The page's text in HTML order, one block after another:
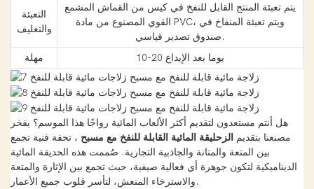
التعبئة
والتغليف
يتم تعبئة المنتج القابل للنفخ في كيس من القماش المشمع
القوي المصنوع من مادة PVC، ويتم تعبئة المنفاخ في
صندوق تصدير قياسي.
مهلة
10-20 يوما بعد الإيداع
هل أنتم مستعدون لتقديم أكثر الألعاب المائية رواجًا هذا الموسم؟ يفخر
مصنعنا بتقديم الزحليقة المائية القابلة للنفخ مع مسبح ، تحفة فنية تجمع
بين المتعة والمتانة والجاذبية التجارية. صُممت هذه الحديقة المائية
الديناميكية لتكون جوهرة أي فعالية صيفية، حيث تجمع بين الإثارة والمتعة
والاسترخاء المنعش، لتأسر قلوب جميع الأعمار.